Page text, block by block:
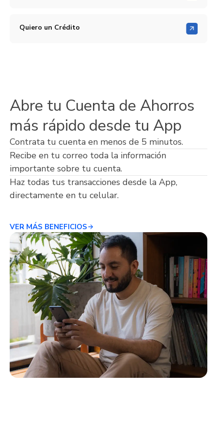
Quiero un Crédito
Abre tu Cuenta de Ahorros
más rápido desde tu App
Contrata tu cuenta en menos de 5 minutos.
Recibe en tu correo toda la información
importante sobre tu cuenta.
Haz todas tus transacciones desde la App,
directamente en tu celular.
VER MÁS BENEFICIOS